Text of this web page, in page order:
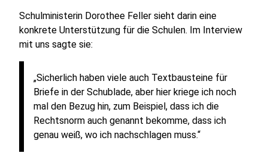
Schulministerin Dorothee Feller sieht darin eine
konkrete Unterstützung für die Schulen. Im Interview
mit uns sagte sie:
„Sicherlich haben viele auch Textbausteine für
Briefe in der Schublade, aber hier kriege ich noch
mal den Bezug hin, zum Beispiel, dass ich die
Rechtsnorm auch genannt bekomme, dass ich
genau weiß, wo ich nachschlagen muss.“